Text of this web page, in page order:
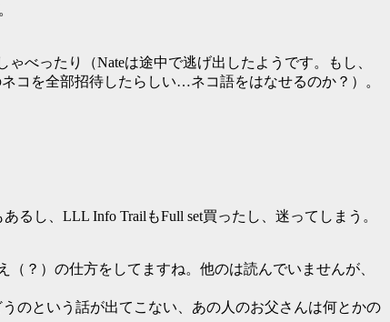
べったり（Nateは途中で逃げ出したようです。もし、
コを全部招待したらしい…ネコ語をはなせるのか？）。
るし、LLL Info TrailもFull set買ったし、迷ってしまう。
（？）の仕方をしてますね。他のは読んでいませんが、
のという話が出てこない、あの人のお父さんは何とかの